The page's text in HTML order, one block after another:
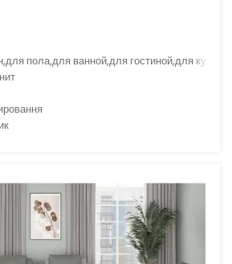
пола,для ванной,для гостиной,для кухни